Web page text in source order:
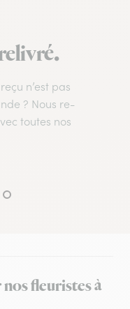
n’est pas
? Nous re-
toutes nos
fleuristes à